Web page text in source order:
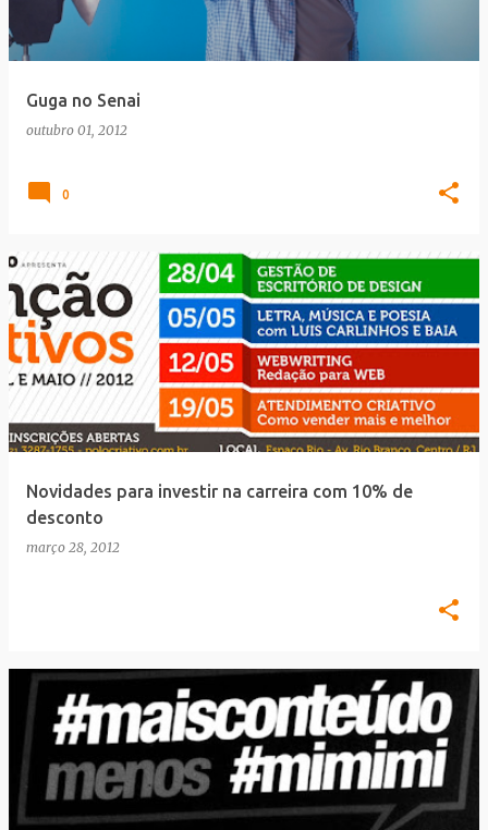
Guga no Senai
outubro 01, 2012
0
Novidades para investir na carreira com 10% de
desconto
março 28, 2012